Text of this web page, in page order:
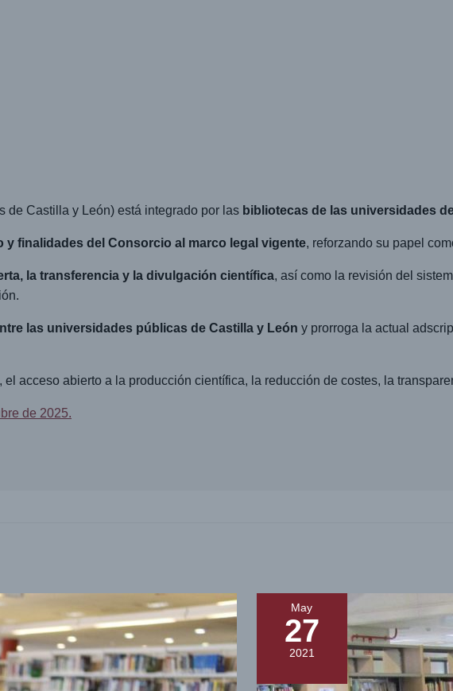
de Castilla y León) está integrado por las bibliotecas de las universidades
finalidades del Consorcio al marco legal vigente, reforzando su papel
la transferencia y la divulgación científica, así como la revisión del
las universidades públicas de Castilla y León y prorroga la actual
acceso abierto a la producción científica, la reducción de costes, la
de 2025.
May
27
2021